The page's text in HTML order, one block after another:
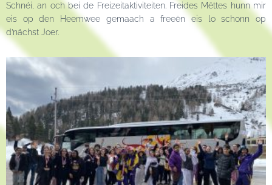
Schnéi, an och bei de Freizeitaktiviteiten. Freides Mëttes hunn mir
eis op den Heemwee gemaach a freeën eis lo schonn op
d’nächst Joer.